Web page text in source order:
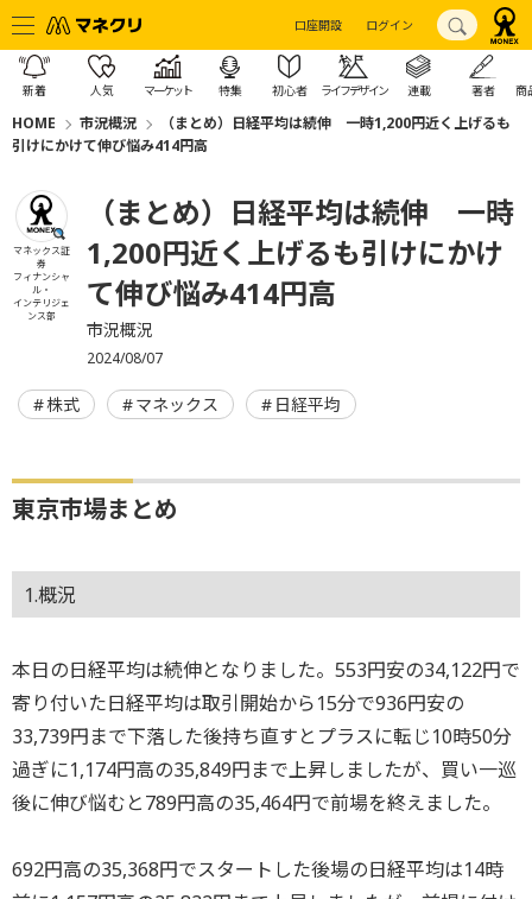
口座開設 ログイン
新着 人気 マーケット 特集 初心者 ライフデザイン 連載 著者 商
HOME 市況概況
（まとめ）日経平均は続伸 一時1,200円近く上げるも
引けにかけて伸び悩み414円高
マネックス証
券
フィナンシャ
ル・
インテリジェ
ンス部
（まとめ）日経平均は続伸 一時
1,200円近く上げるも引けにかけ
て伸び悩み414円高
市況概況
2024/08/07
株式 マネックス 日経平均
東京市場まとめ
1.概況
本日の日経平均は続伸となりました。553円安の34,122円で
寄り付いた日経平均は取引開始から15分で936円安の
33,739円まで下落した後持ち直すとプラスに転じ10時50分
過ぎに1,174円高の35,849円まで上昇しましたが、買い一巡
後に伸び悩むと789円高の35,464円で前場を終えました。
692円高の35,368円でスタートした後場の日経平均は14時